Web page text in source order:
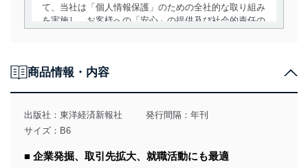
て、当社は「個人情報保護」のための全社的な取り組み
を実施し、お客様への「安心」の提供及び社会的責任の
用目的を明確にし、本人の同意を得たうえで利用目的の
達成に必要な範囲内で適法かつ公正な手段によって取
得・利用・提供を行います。また、当社が保有している
個人情報は、同意を得ずに目的外利用、第三者への提
供・開示は行いません。当社においてはこれらの取り組
みを確実にするため、従業者等の教育を徹底してまいり
商品情報・内容
出版社： 東洋経済新報社
発行間隔：年刊
サイズ：B6
■ 企業発掘、取引先拡大、就職活動にも最適